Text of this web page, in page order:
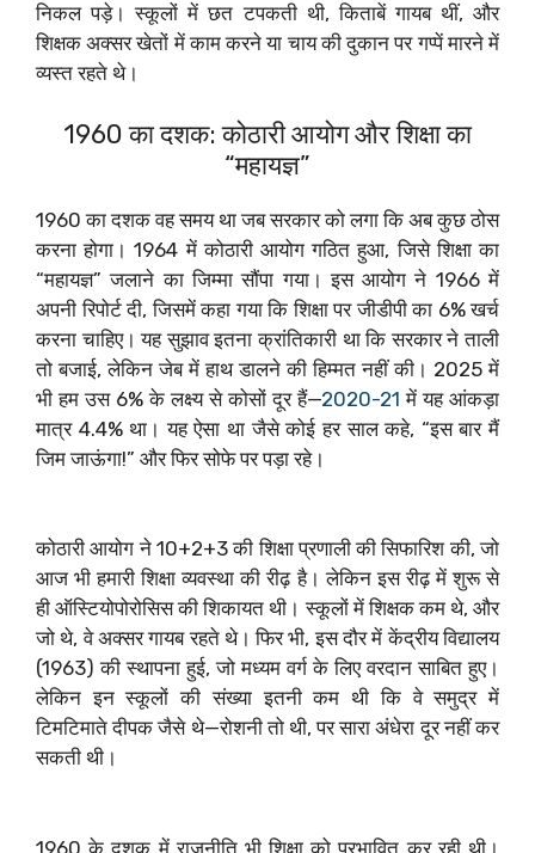
निकल पड़े। स्कूलों में छत टपकती थी, किताबें गायब थीं, और
शिक्षक अक्सर खेतों में काम करने या चाय की दुकान पर गप्पें मारने में
व्यस्त रहते थे।
1960 का दशक: कोठारी आयोग और शिक्षा का
“महायज्ञ”
1960 का दशक वह समय था जब सरकार को लगा कि अब कुछ ठोस
करना होगा। 1964 में कोठारी आयोग गठित हुआ, जिसे शिक्षा का
“महायज्ञ” जलाने का जिम्मा सौंपा गया। इस आयोग ने 1966 में
अपनी रिपोर्ट दी, जिसमें कहा गया कि शिक्षा पर जीडीपी का 6% खर्च
करना चाहिए। यह सुझाव इतना क्रांतिकारी था कि सरकार ने ताली
तो बजाई, लेकिन जेब में हाथ डालने की हिम्मत नहीं की। 2025 में
भी हम उस 6% के लक्ष्य से कोसों दूर हैं—2020-21 में यह आंकड़ा
मात्र 4.4% था। यह ऐसा था जैसे कोई हर साल कहे, “इस बार मैं
जिम जाऊंगा!” और फिर सोफे पर पड़ा रहे।
कोठारी आयोग ने 10+2+3 की शिक्षा प्रणाली की सिफारिश की, जो
आज भी हमारी शिक्षा व्यवस्था की रीढ़ है। लेकिन इस रीढ़ में शुरू से
ही ऑस्टियोपोरोसिस की शिकायत थी। स्कूलों में शिक्षक कम थे, और
जो थे, वे अक्सर गायब रहते थे। फिर भी, इस दौर में केंद्रीय विद्यालय
(1963) की स्थापना हुई, जो मध्यम वर्ग के लिए वरदान साबित हुए।
लेकिन इन स्कूलों की संख्या इतनी कम थी कि वे समुद्र में
टिमटिमाते दीपक जैसे थे—रोशनी तो थी, पर सारा अंधेरा दूर नहीं कर
सकती थी।
1960 के दशक में राजनीति भी शिक्षा को प्रभावित कर रही थी।